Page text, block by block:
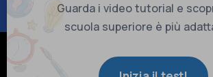
© Copyright 2026 Confindustria Piemonte -
Company Info
Privacy Policy Cookie Policy -
Guarda i video tutorial e
scuola superiore è più